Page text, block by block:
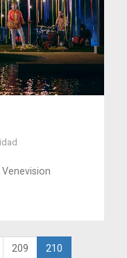
209 210